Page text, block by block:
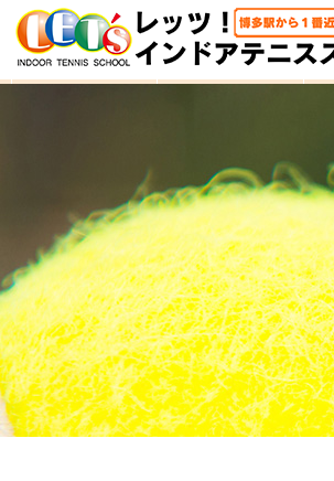
HOME 体験レッスン